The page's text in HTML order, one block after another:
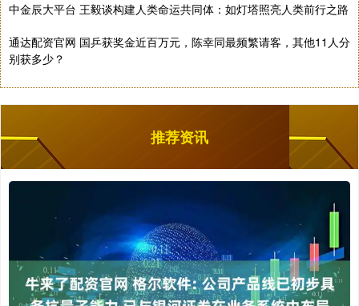
中金辰大平台 王毅谈构建人类命运共同体：如灯塔照亮人类前行之路
通达配资官网 国乒获奖金近百万元，陈幸同最频繁请客，其他11人分
别获多少？
推荐资讯